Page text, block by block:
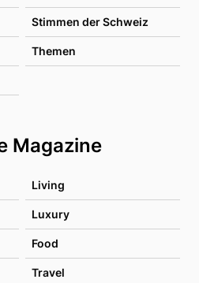
Stimmen der Schweiz
Themen
Magazine
Living
Luxury
Food
Travel